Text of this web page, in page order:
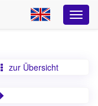
zur Übersicht